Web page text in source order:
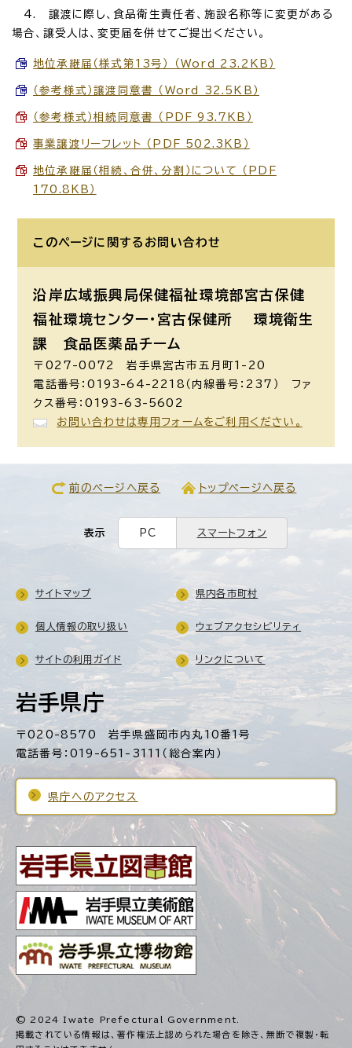
4. 譲渡に際し、食品衛生責任者、施設名称等に変更がある
場合、譲受人は、変更届を併せてご提出ください。
地位承継届（様式第13号） （Word 23.2KB）
（参考様式）譲渡同意書 （Word 32.5KB）
（参考様式）相続同意書 （PDF 93.7KB）
事業譲渡リーフレット （PDF 502.3KB）
地位承継届（相続、合併、分割）について （PDF
170.8KB）
このページに関する お問い合わせ
沿岸広域振興局保健福祉環境部宮古保健
福祉環境センター・宮古保健所 環境衛生
課
食品医薬品チーム
〒027-0072 岩手県宮古市五月町1-20
電話番号：0193-64-2218（内線番号：237） ファ
クス番号：0193-63-5602
お問い合わせは専用フォームをご利用ください。
前のページへ戻る トップページへ戻る
表示 PC スマートフォン
岩手県庁
〒020-8570 岩手県盛岡市内丸10番1号
電話番号：019-651-3111（総合案内）
県庁へのアクセス
サイトマップ 県内各市町村
個人情報の取り扱い ウェブアクセシビリティ
サイトの利用ガイド リンクについて
© 2024 Iwate Prefectural Government.
掲載されている情報は、著作権法上認められた場合を除き、無断で複製・転